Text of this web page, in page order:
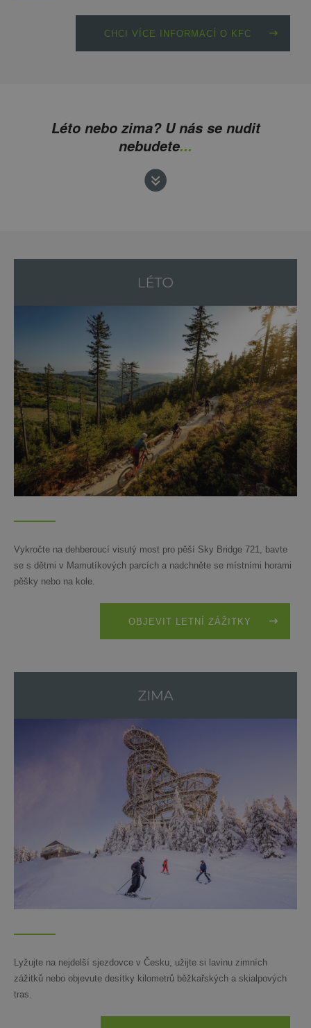
CHCI VÍCE INFORMACÍ O KFC
Léto nebo zima? U nás se nudit
nebudete...
Vykročte na dehberoucí visutý most pro pěší Sky Bridge 721, bavte
se s dětmi v Mamutíkových parcích a nadchněte se místními horami
pěšky nebo na kole.
OBJEVIT LETNÍ ZÁŽITKY
Lyžujte na nejdelší sjezdovce v Česku, užijte si lavinu zimních
zážitků nebo objevute desítky kilometrů běžkařských a skialpových
tras.